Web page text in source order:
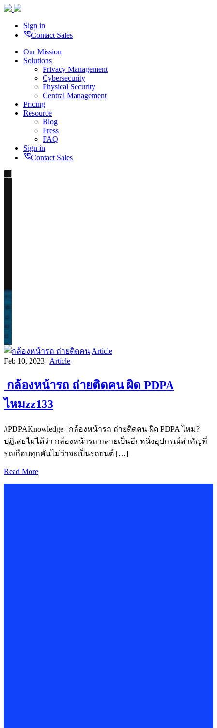
Sign in
perm_phone_msgContact Sales
Our Mission
Solutions
Privacy Management
Cybersecurity
Physical Security
Central Management
Pricing
Resource
Blog
Press
FAQ
Sign in
perm_phone_msgContact Sales
Article
Feb 10, 2023 | Article
กล้องหน้ารถ ถ่ายติดคน ผิด PDPA
ไหมzz133
#PDPAKnowledge | กล้องหน้ารถ ถ่ายติดคน ผิด PDPA ไหม?
ปฏิเสธไม่ได้ว่า กล้องหน้ารถ กลายเป็นอีกหนึ่งอุปกรณ์สำคัญที่
รถเกือบทุกคันไม่ว่าจะเป็นรถยนต์ […]
Read More